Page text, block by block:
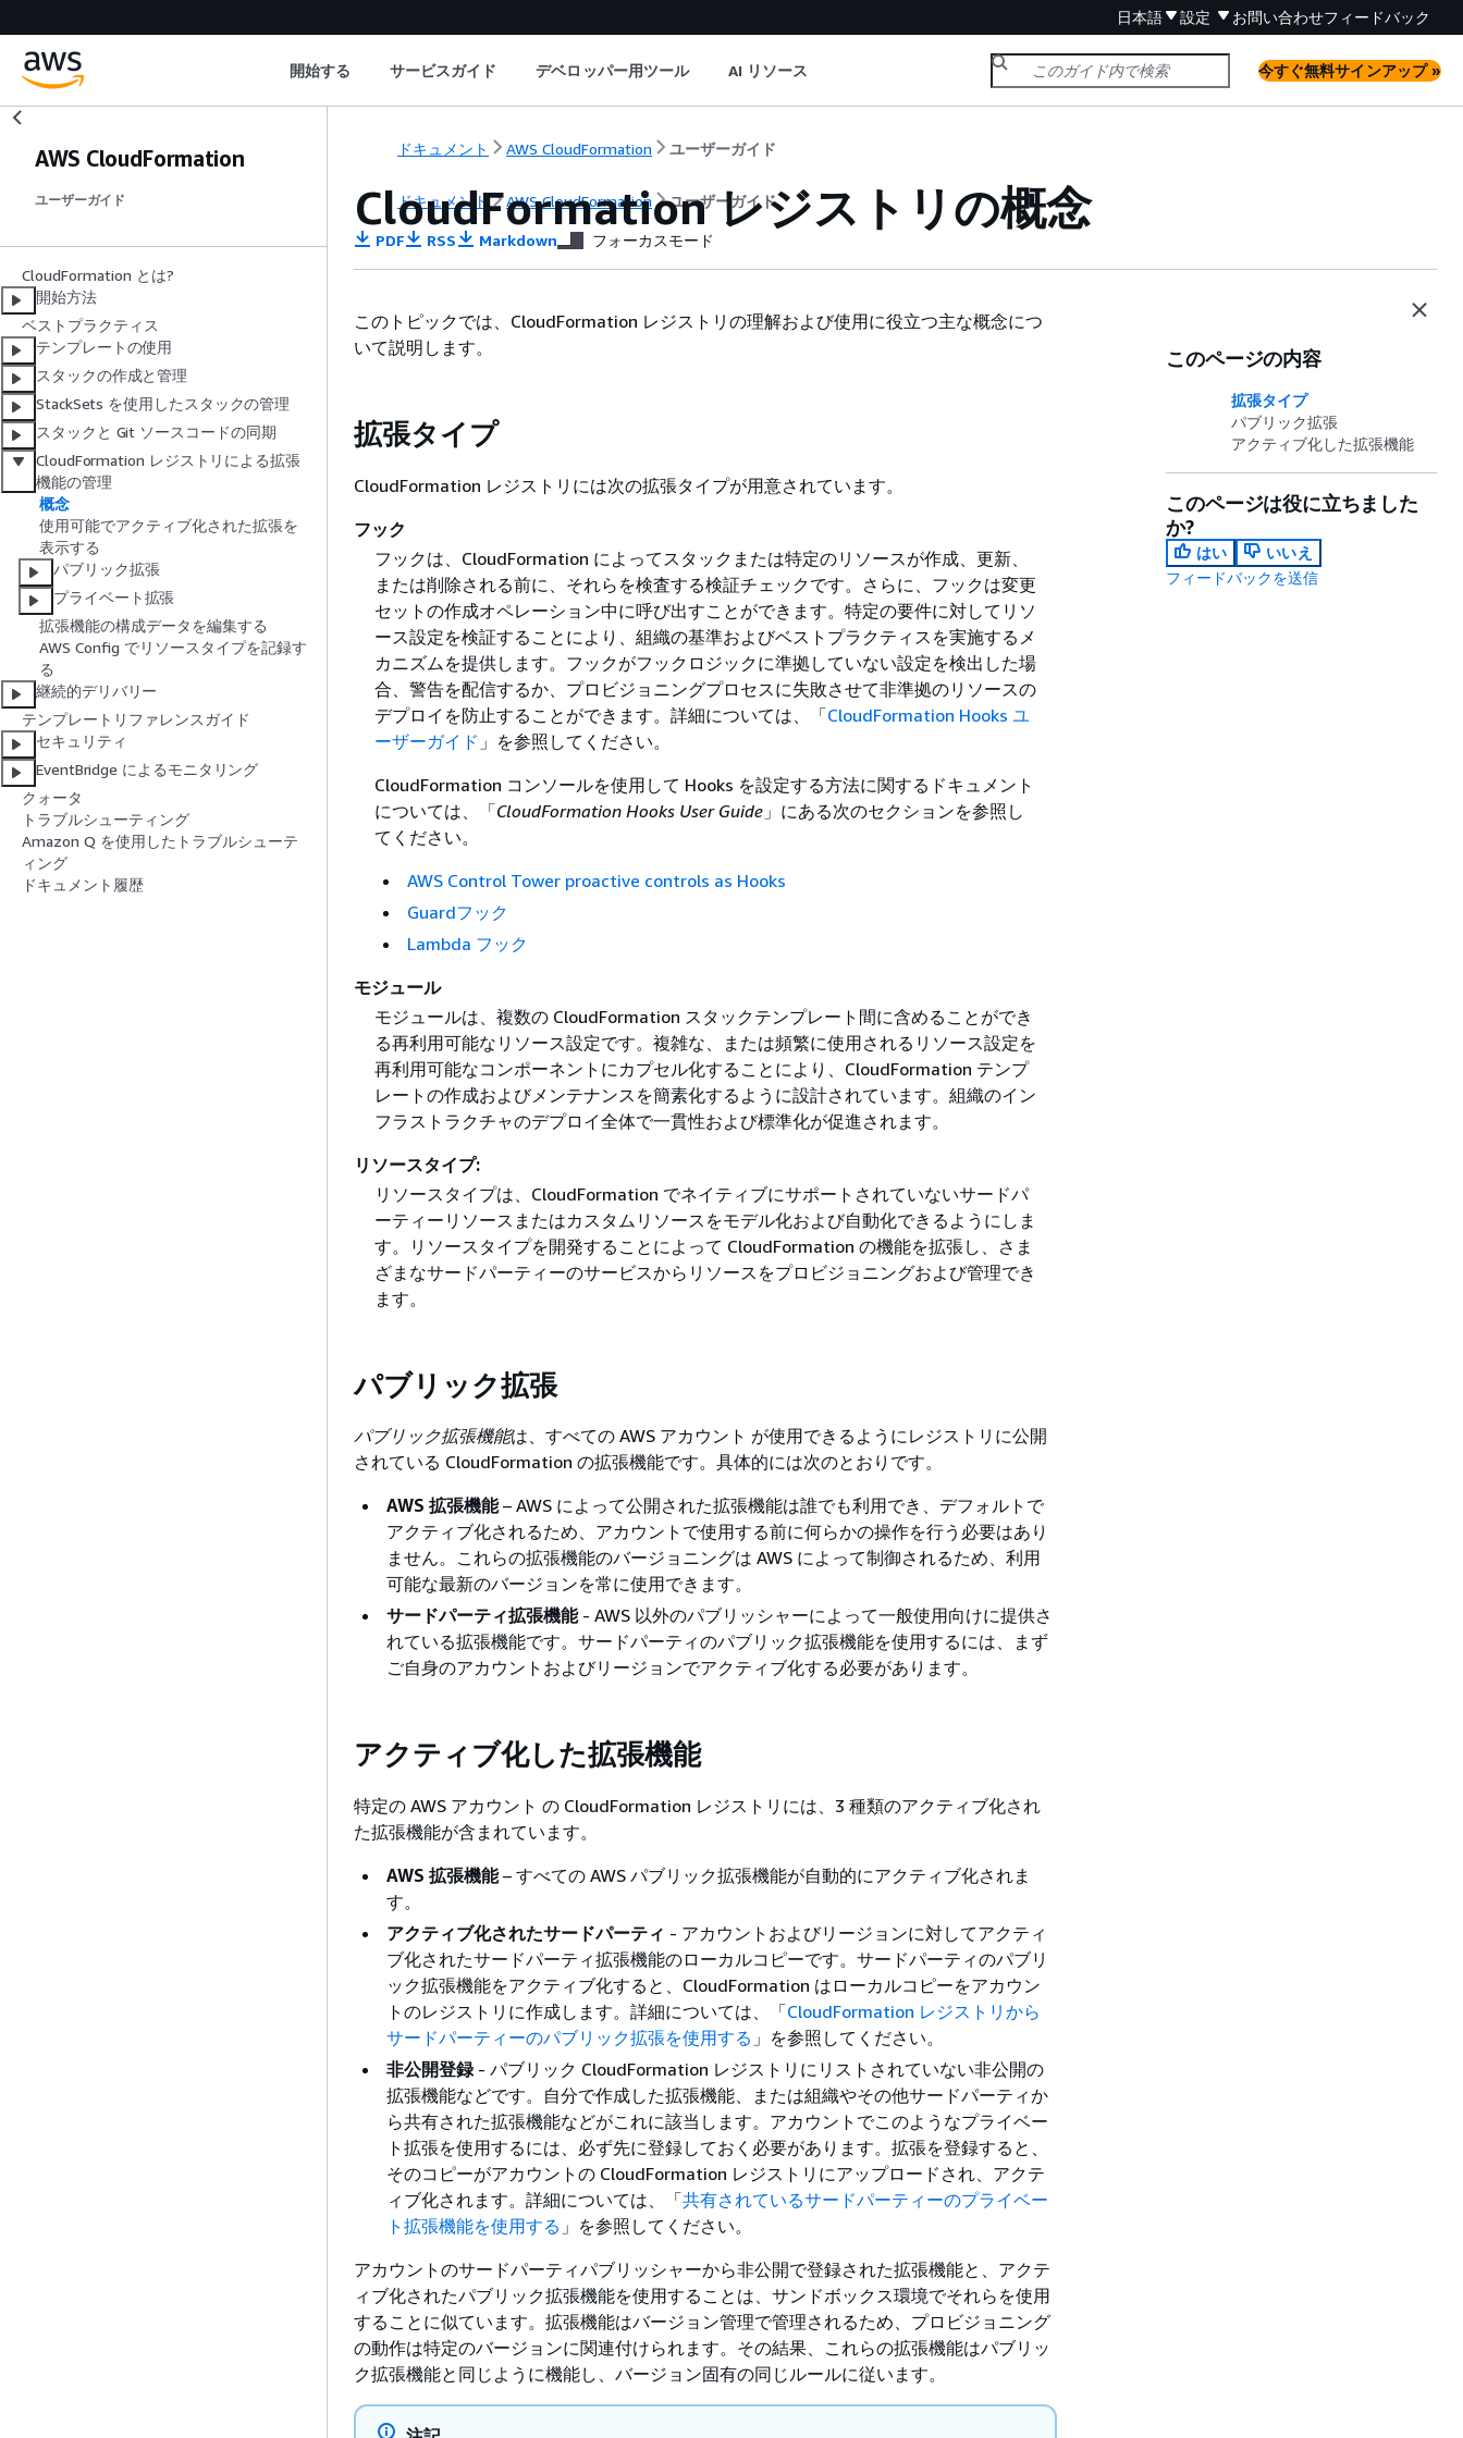
日本語 設定 お問い合わせフィードバック
開始する サービスガイド デベロッパー用ツール AI リソース 今すぐ無料サインアップ »
AWS CloudFormation
ユーザーガイド
CloudFormation とは?
開始方法
ベストプラクティス
テンプレートの使用
スタックの作成と管理
StackSets を使用したスタックの管理
スタックと Git ソースコードの同期
CloudFormation レジストリによる拡張
機能の管理
概念
使用可能でアクティブ化された拡張を
表示する
パブリック拡張
プライベート拡張
拡張機能の構成データを編集する
AWS Config でリソースタイプを記録す
る
継続的デリバリー
テンプレートリファレンスガイド
セキュリティ
EventBridge によるモニタリング
クォータ
トラブルシューティング
Amazon Q を使用したトラブルシューテ
ィング
ドキュメント履歴
ドキュメント AWS CloudFormation ユーザーガイド
ドキュメント AWS CloudFormation ユーザーガイド
CloudFormation レジストリの概念
PDF RSS Markdown フォーカスモード
このトピックでは、CloudFormation レジストリの理解および使用に役立つ主な概念につ
いて説明します。
拡張タイプ
CloudFormation レジストリには次の拡張タイプが用意されています。
フック
フックは、CloudFormation によってスタックまたは特定のリソースが作成、更新、
または削除される前に、それらを検査する検証チェックです。さらに、フックは変更
セットの作成オペレーション中に呼び出すことができます。特定の要件に対してリソ
ース設定を検証することにより、組織の基準およびベストプラクティスを実施するメ
カニズムを提供します。フックがフックロジックに準拠していない設定を検出した場
合、警告を配信するか、プロビジョニングプロセスに失敗させて非準拠のリソースの
デプロイを防止することができます。詳細については、「CloudFormation Hooks ユ
ーザーガイド 」を参照してください。
CloudFormation コンソールを使用して Hooks を設定する方法に関するドキュメント
については、「CloudFormation Hooks User Guide」にある次のセクションを参照し
てください。
AWS Control Tower proactive controls as Hooks
Guardフック
Lambda フック
モジュール
モジュールは、複数の CloudFormation スタックテンプレート間に含めることができ
る再利用可能なリソース設定です。複雑な、または頻繁に使用されるリソース設定を
再利用可能なコンポーネントにカプセル化することにより、CloudFormation テンプ
レートの作成およびメンテナンスを簡素化するように設計されています。組織のイン
フラストラクチャのデプロイ全体で一貫性および標準化が促進されます。
リソースタイプ:
リソースタイプは、CloudFormation でネイティブにサポートされていないサードパ
ーティーリソースまたはカスタムリソースをモデル化および自動化できるようにしま
す。リソースタイプを開発することによって CloudFormation の機能を拡張し、さま
ざまなサードパーティーのサービスからリソースをプロビジョニングおよび管理でき
ます。
パブリック拡張
パブリック拡張機能は、すべての AWS アカウント が使用できるようにレジストリに公開
されている CloudFormation の拡張機能です。具体的には次のとおりです。
AWS 拡張機能– AWS によって公開された拡張機能は誰でも利用でき、デフォルトで
アクティブ化されるため、アカウントで使用する前に何らかの操作を行う必要はあり
ません。これらの拡張機能のバージョニングは AWS によって制御されるため、利用
可能な最新のバージョンを常に使用できます。
サードパーティ拡張機能- AWS 以外のパブリッシャーによって一般使用向けに提供さ
れている拡張機能です。サードパーティのパブリック拡張機能を使用するには、まず
ご自身のアカウントおよびリージョンでアクティブ化する必要があります。
アクティブ化した拡張機能
特定の AWS アカウント の CloudFormation レジストリには、3 種類のアクティブ化され
た拡張機能が含まれています。
AWS 拡張機能– すべての AWS パブリック拡張機能が自動的にアクティブ化されま
す。
アクティブ化されたサードパーティ - アカウントおよびリージョンに対してアクティ
ブ化されたサードパーティ拡張機能のローカルコピーです。サードパーティのパブリ
ック拡張機能をアクティブ化すると、CloudFormation はローカルコピーをアカウン
トのレジストリに作成します。詳細については、「CloudFormation レジストリから
サードパーティーのパブリック拡張を使用する 」を参照してください。
非公開登録- パブリック CloudFormation レジストリにリストされていない非公開の
拡張機能などです。自分で作成した拡張機能、または組織やその他サードパーティか
ら共有された拡張機能などがこれに該当します。アカウントでこのようなプライベー
ト拡張を使用するには、必ず先に登録しておく必要があります。拡張を登録すると、
そのコピーがアカウントの CloudFormation レジストリにアップロードされ、アクテ
ィブ化されます。詳細については、「共有されているサードパーティーのプライベー
ト拡張機能を使用する 」を参照してください。
アカウントのサードパーティパブリッシャーから非公開で登録された拡張機能と、アクテ
ィブ化されたパブリック拡張機能を使用することは、サンドボックス環境でそれらを使用
することに似ています。拡張機能はバージョン管理で管理されるため、プロビジョニング
の動作は特定のバージョンに関連付けられます。その結果、これらの拡張機能はパブリッ
ク拡張機能と同じように機能し、バージョン固有の同じルールに従います。
このページの内容
拡張タイプ
パブリック拡張
アクティブ化した拡張機能
このページは役に立ちました
か?
はい
いいえ
フィードバックを送信